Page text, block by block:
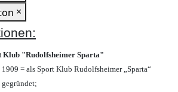
×
Klub "Rudolfsheimer Sparta"
1909 = als Sport Klub Rudolfsheimer „Sparta“
gegründet;